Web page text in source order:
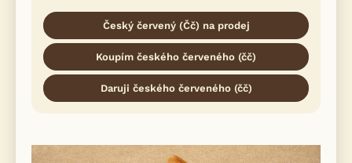
Český červený (Čč) na prodej
Koupím českého červeného (čč)
Daruji českého červeného (čč)